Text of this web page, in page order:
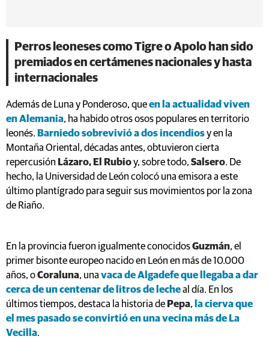
Perros leoneses como Tigre o Apolo han sido
premiados en certámenes nacionales y hasta
internacionales
Además de Luna y Ponderoso, queen la actualidad viven
en Alemania, ha habido otros osos populares en territorio
leonés. Barniedo sobrevivió a dos incendiosy en la
Montaña Oriental, décadas antes, obtuvieron cierta
repercusión Lázaro, El Rubioy, sobre todo, Salsero. De
hecho, la Universidad de León colocó una emisora a este
último plantígrado para seguir sus movimientos por la zona
de Riaño.
En la provincia fueron igualmente conocidosGuzmán, el
primer bisonte europeo nacido en León en más de 10.000
años, oCoraluna, una vaca de Algadefe que llegaba a dar
cerca de un centenar de litros de lecheal día. En los
últimos tiempos, destaca la historia de Pepa, la cierva que
el mes pasado se convirtió en una vecina más de La
Vecilla.